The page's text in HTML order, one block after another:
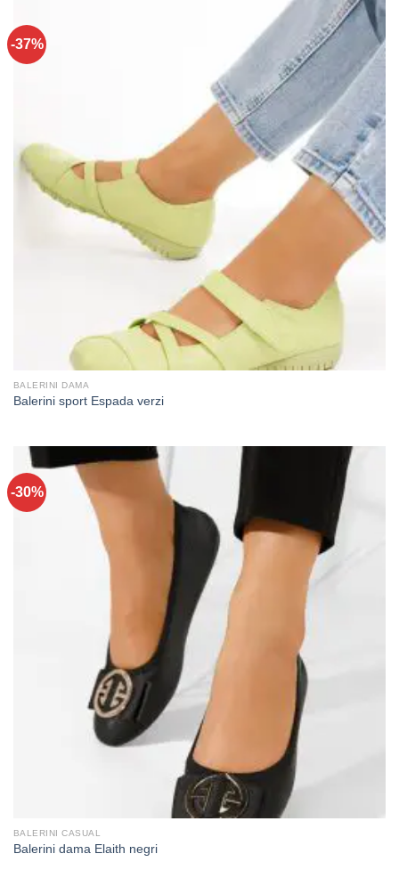
-37%
BALERINI DAMA
Balerini sport Espada verzi
-30%
BALERINI CASUAL
Balerini dama Elaith negri